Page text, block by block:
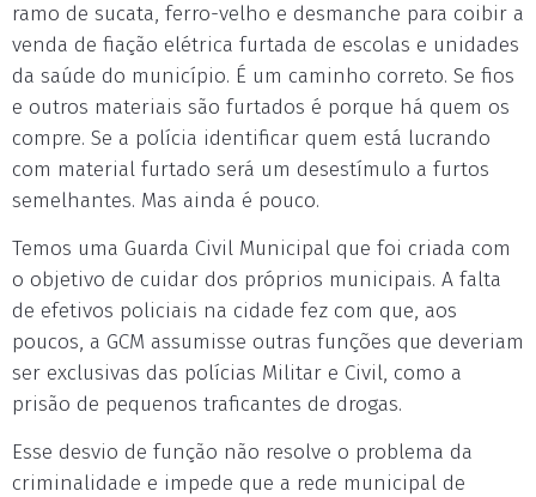
ramo de sucata, ferro-velho e desmanche para coibir a
venda de fiação elétrica furtada de escolas e unidades
da saúde do município. É um caminho correto. Se fios
e outros materiais são furtados é porque há quem os
compre. Se a polícia identificar quem está lucrando
com material furtado será um desestímulo a furtos
semelhantes. Mas ainda é pouco.
Temos uma Guarda Civil Municipal que foi criada com
o objetivo de cuidar dos próprios municipais. A falta
de efetivos policiais na cidade fez com que, aos
poucos, a GCM assumisse outras funções que deveriam
ser exclusivas das polícias Militar e Civil, como a
prisão de pequenos traficantes de drogas.
Esse desvio de função não resolve o problema da
criminalidade e impede que a rede municipal de